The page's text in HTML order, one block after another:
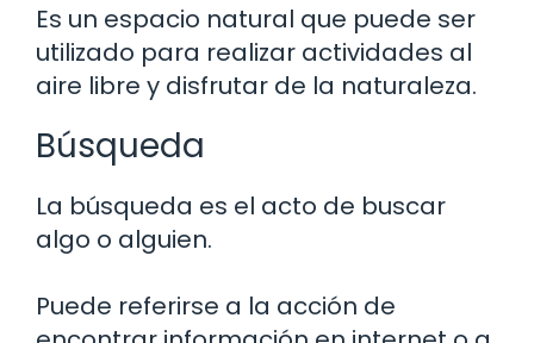
Es un espacio natural que puede ser
utilizado para realizar actividades al
aire libre y disfrutar de la naturaleza.
Búsqueda
La búsqueda es el acto de buscar
algo o alguien.
Puede referirse a la acción de